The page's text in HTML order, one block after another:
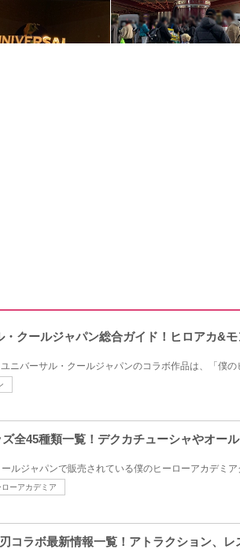
・クールジャパン総合ガイド！ヒロアカ&
ニバーサル・クールジャパンのコラボ作品は、「僕
ズ全45種類一覧！デクカチューシャやオー
ルジャパンで販売されている僕のヒーローアカデミ
ーアカデミア
コラボ最新情報一覧！アトラクション、